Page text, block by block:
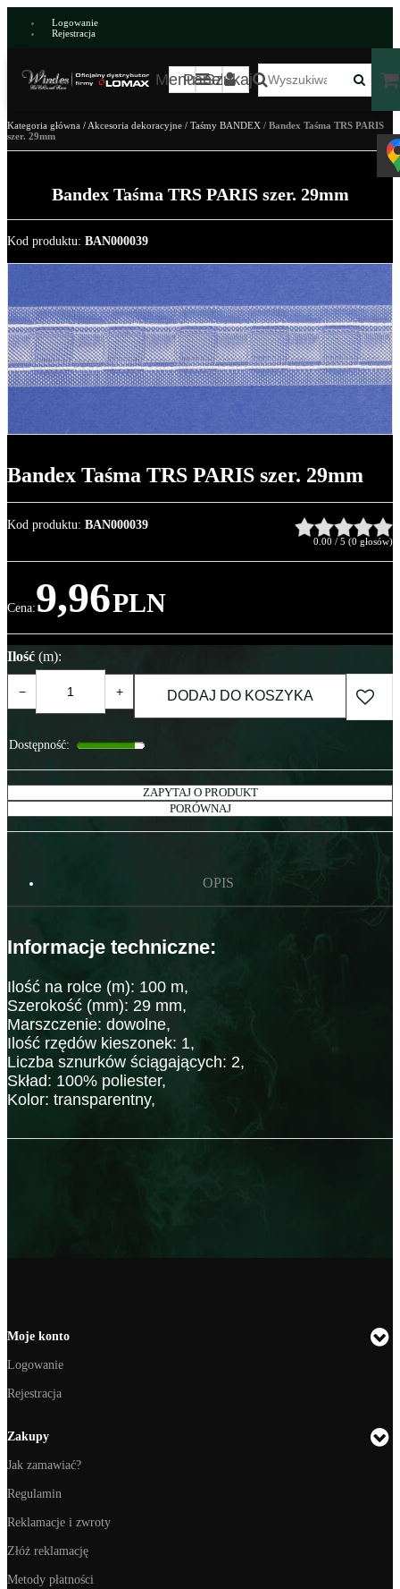
Logowanie
Rejestracja
MenuPanelSzukaj
Kategoria główna / Akcesoria dekoracyjne / Taśmy BANDEX / Bandex Taśma TRS PARIS
szer. 29mm
Bandex Taśma TRS PARIS szer. 29mm
Kod produktu: BAN000039
Bandex Taśma TRS PARIS szer. 29mm
Kod produktu: BAN000039
0.00 / 5 (0 głosów)
Cena:9,96PLN
Ilość (m):
− + DODAJ DO KOSZYKA
Dostępność:
ZAPYTAJ O PRODUKT
PORÓWNAJ
OPIS
Informacje techniczne:
Ilość na rolce (m): 100 m,
Szerokość (mm): 29 mm,
Marszczenie: dowolne,
Ilość rzędów kieszonek: 1,
Liczba sznurków ściągających: 2,
Skład: 100% poliester,
Kolor: transparentny,
Moje konto
Logowanie
Rejestracja
Zakupy
Jak zamawiać?
Regulamin
Reklamacje i zwroty
Złóż reklamację
Metody płatności